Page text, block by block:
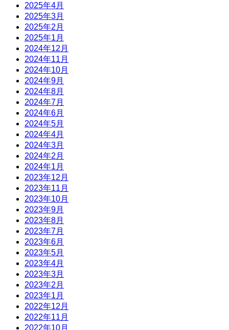
2025年4月
2025年3月
2025年2月
2025年1月
2024年12月
2024年11月
2024年10月
2024年9月
2024年8月
2024年7月
2024年6月
2024年5月
2024年4月
2024年3月
2024年2月
2024年1月
2023年12月
2023年11月
2023年10月
2023年9月
2023年8月
2023年7月
2023年6月
2023年5月
2023年4月
2023年3月
2023年2月
2023年1月
2022年12月
2022年11月
2022年10月